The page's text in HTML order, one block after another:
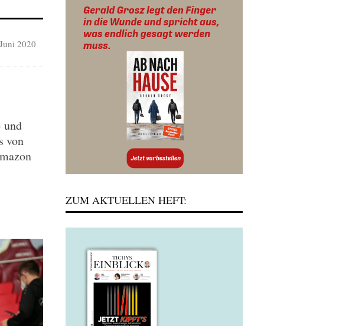
2020
und
von
ZUM AKTUELLEN HEFT: